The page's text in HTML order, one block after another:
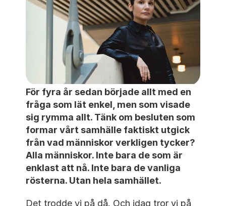
För fyra år sedan började allt med en
fråga som lät enkel, men som visade
sig rymma allt. Tänk om besluten som
formar vårt samhälle faktiskt utgick
från vad människor verkligen tycker?
Alla människor. Inte bara de som är
enklast att nå. Inte bara de vanliga
rösterna. Utan hela samhället.
Det trodde vi på då. Och idag tror vi på